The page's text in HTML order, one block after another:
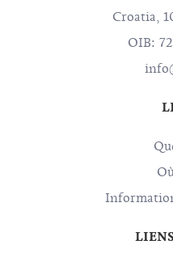
Croatia,
OIB: